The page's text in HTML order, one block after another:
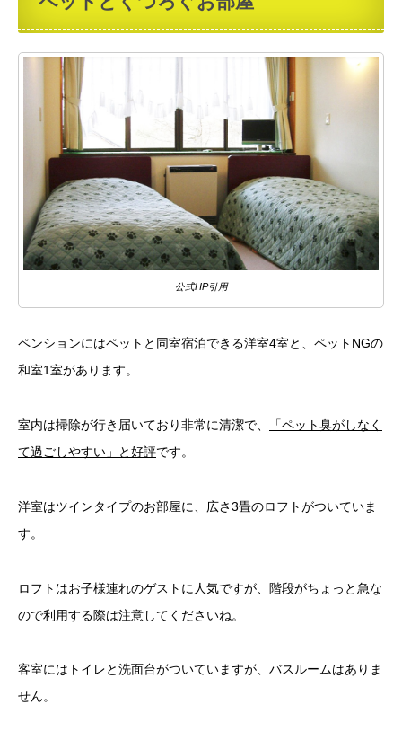
公式HP引用
ペンションにはペットと同室宿泊できる洋室4室と、ペットNGの
和室1室があります。
室内は掃除が行き届いており非常に清潔で、
「ペット臭がしなく
て過ごしやすい」と好評です。
洋室はツインタイプのお部屋に、広さ3畳のロフトがついていま
す。
ロフトはお子様連れのゲストに人気ですが、階段がちょっと急な
ので利用する際は注意してくださいね。
客室にはトイレと洗面台がついていますが、バスルームはありま
せん。